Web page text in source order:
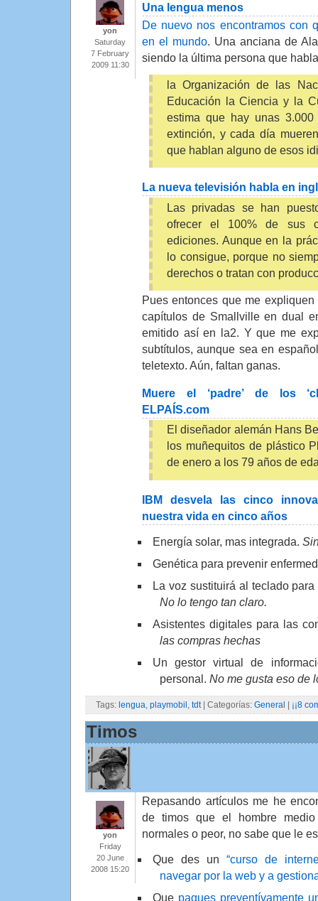
yon
Saturday
7 February
2009 11:30
Una lengua menos
De nuevo nos encontramos con
en el mundo. Una anciana de
siendo la última persona que
la Organización de las
Educación la Ciencia y la
estima que hay unas
extinción, y cada día
que hablan alguno de esos
La nueva televisión habla en
Las privadas se han
ofrecer el 100% de sus
ediciones. Aunque en la
lo consigue, porque no
derechos o tratan con
Pues entonces que me
capítulos de Smallville en dual
emitido así en la2. Y que me
subtítulos, aunque sea en
teletexto. Aún, faltan ganas.
Muere el ‘padre’ de los
ELPAÍS.com
El diseñador alemán Hans
los muñequitos de plástico
de enero a los 79 años de
IBM desvela las cinco
nuestra vida en cinco años
Energía solar, mas integrada.
Genética para prevenir
La voz sustituirá al teclado
No lo tengo tan claro.
Asistentes digitales para las
las compras hechas
Un gestor virtual de
personal. No me gusta eso de
Tags: lengua, playmobil, tdt| Categorías: General | ¡¡8
Timos
yon
Friday
20 June
2008 15:20
Repasando artículos me he
de timos que el hombre
normales o peor, no sabe que le
Que des un “curso de
navegar por la web y a
Que pagues preventívamente